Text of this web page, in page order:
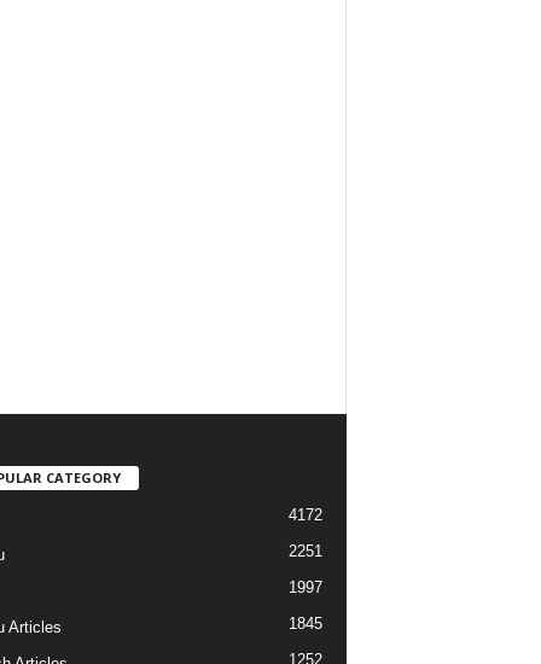
CATEGORY
4172
2251
1997
Articles 1845
1252